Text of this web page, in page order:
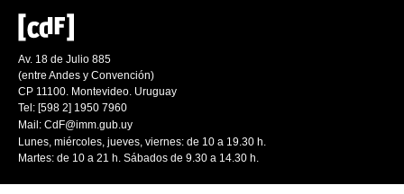
Av. 18 de Julio 885
(entre Andes y Convención)
CP 11100. Montevideo. Uruguay
Tel: [598 2] 1950 7960
Mail: CdF@imm.gub.uy
Lunes, miércoles, jueves, viernes: de 10 a 19.30 h.
Martes: de 10 a 21 h. Sábados de 9.30 a 14.30 h.